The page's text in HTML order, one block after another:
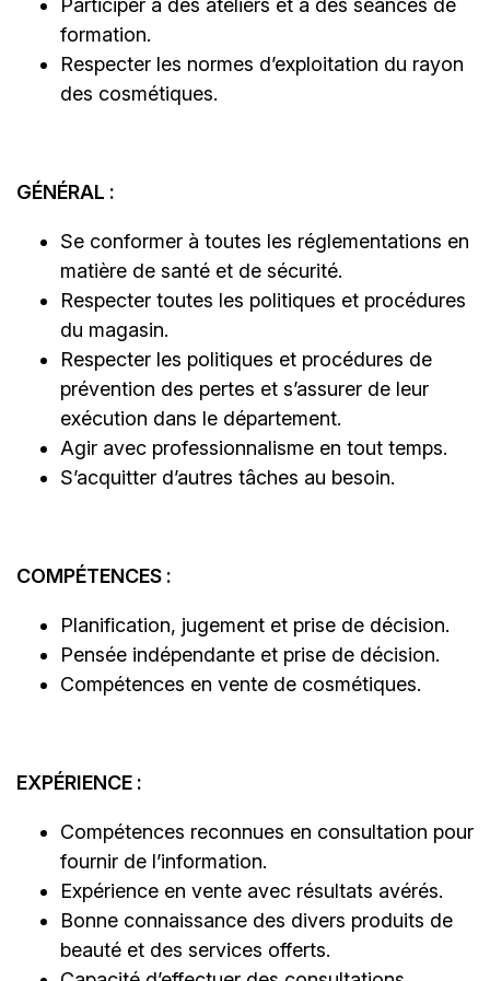
Participer à des ateliers et à des séances de
formation.
Respecter les normes d’exploitation du rayon
des cosmétiques.
GÉNÉRAL :
Se conformer à toutes les réglementations en
matière de santé et de sécurité.
Respecter toutes les politiques et procédures
du magasin.
Respecter les politiques et procédures de
prévention des pertes et s’assurer de leur
exécution dans le département.
Agir avec professionnalisme en tout temps.
S’acquitter d’autres tâches au besoin.
COMPÉTENCES :
Planification, jugement et prise de décision.
Pensée indépendante et prise de décision.
Compétences en vente de cosmétiques.
EXPÉRIENCE :
Compétences reconnues en consultation pour
fournir de l’information.
Expérience en vente avec résultats avérés.
Bonne connaissance des divers produits de
beauté et des services offerts.